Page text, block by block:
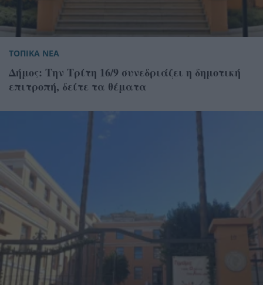
ΤΟΠΙΚΑ ΝΕΑ
Δήμος: Την Τρίτη 16/9 συνεδριάζει η δημοτική
επιτροπή, δείτε τα θέματα